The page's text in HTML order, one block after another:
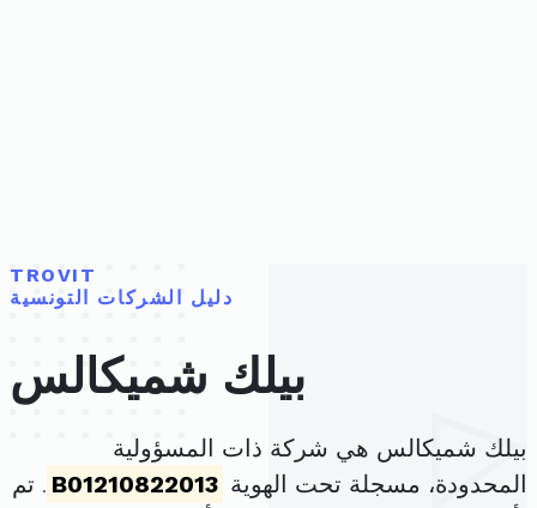
TROVIT
دليل الشركات التونسية
بيلك شميكالس
بيلك شميكالس هي شركة ذات المسؤولية
المحدودة، مسجلة تحت الهوية B01210822013 . تم